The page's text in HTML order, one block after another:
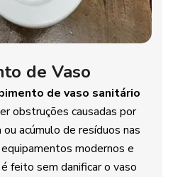
de Vaso
de vaso sanitário
obstruções causadas por
acúmulo de resíduos nas
modernos e
feito sem danificar o vaso